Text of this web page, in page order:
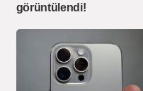
görüntülendi!